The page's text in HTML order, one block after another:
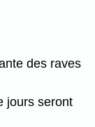
des raves
jours seront